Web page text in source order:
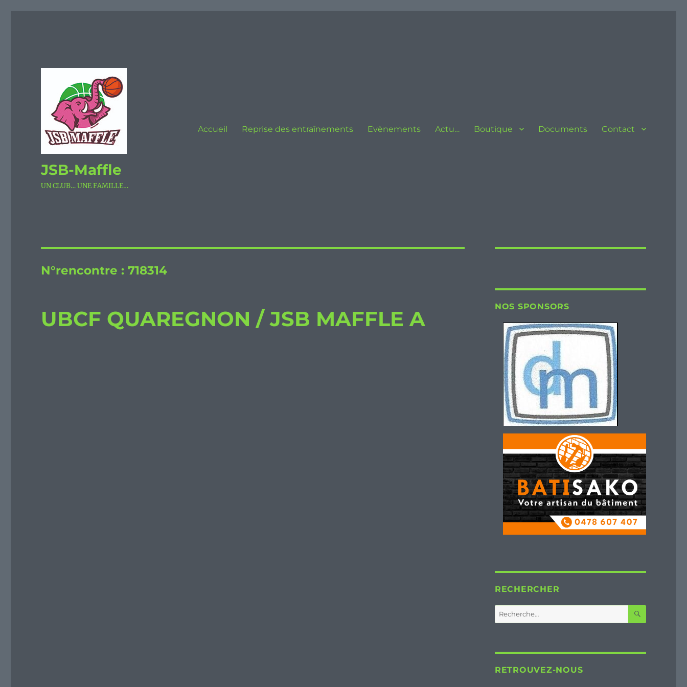
JSB-Maffle
UN CLUB… UNE FAMILLE…
Accueil Reprise des entraînements Evènements Actu… Boutique Documents Contact
N°rencontre :718314
UBCF QUAREGNON / JSB MAFFLE A NOS SPONSORS
RECHERCHER
Recherche
pour :
RETROUVEZ-NOUS